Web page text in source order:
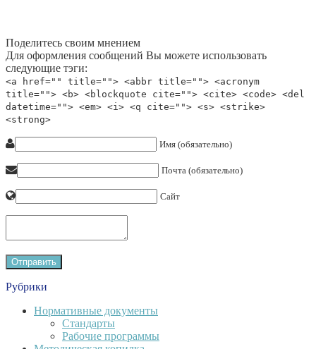
Поделитесь своим мнением
Для оформления сообщений Вы можете использовать
следующие тэги:
<a href="" title=""> <abbr title=""> <acronym
title=""> <b> <blockquote cite=""> <cite> <code> <del
datetime=""> <em> <i> <q cite=""> <s> <strike>
<strong>
Имя (обязательно)
Почта (обязательно)
Сайт
Рубрики
Нормативные документы
Стандарты
Рабочие программы